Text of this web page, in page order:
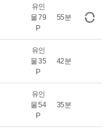
유인
물 79
P
55분
유인
물 35
P
42분
유인
물 54
P
35분